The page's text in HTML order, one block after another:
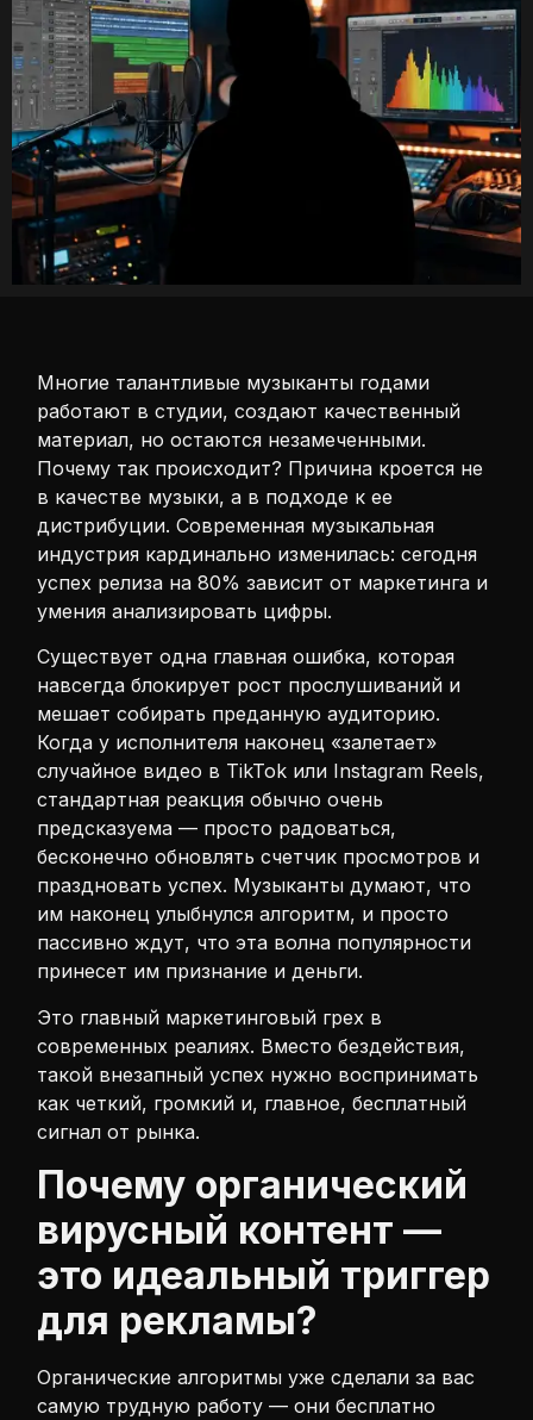
Многие талантливые музыканты годами
работают в студии, создают качественный
материал, но остаются незамеченными.
Почему так происходит? Причина кроется не
в качестве музыки, а в подходе к ее
дистрибуции. Современная музыкальная
индустрия кардинально изменилась: сегодня
успех релиза на 80% зависит от маркетинга и
умения анализировать цифры.
Существует одна главная ошибка, которая
навсегда блокирует рост прослушиваний и
мешает собирать преданную аудиторию.
Когда у исполнителя наконец «залетает»
случайное видео в TikTok или Instagram Reels,
стандартная реакция обычно очень
предсказуема — просто радоваться,
бесконечно обновлять счетчик просмотров и
праздновать успех. Музыканты думают, что
им наконец улыбнулся алгоритм, и просто
пассивно ждут, что эта волна популярности
принесет им признание и деньги.
Это главный маркетинговый грех в
современных реалиях. Вместо бездействия,
такой внезапный успех нужно воспринимать
как четкий, громкий и, главное, бесплатный
сигнал от рынка.
Почему органический
вирусный контент —
это идеальный триггер
для рекламы?
Органические алгоритмы уже сделали за вас
самую трудную работу — они бесплатно